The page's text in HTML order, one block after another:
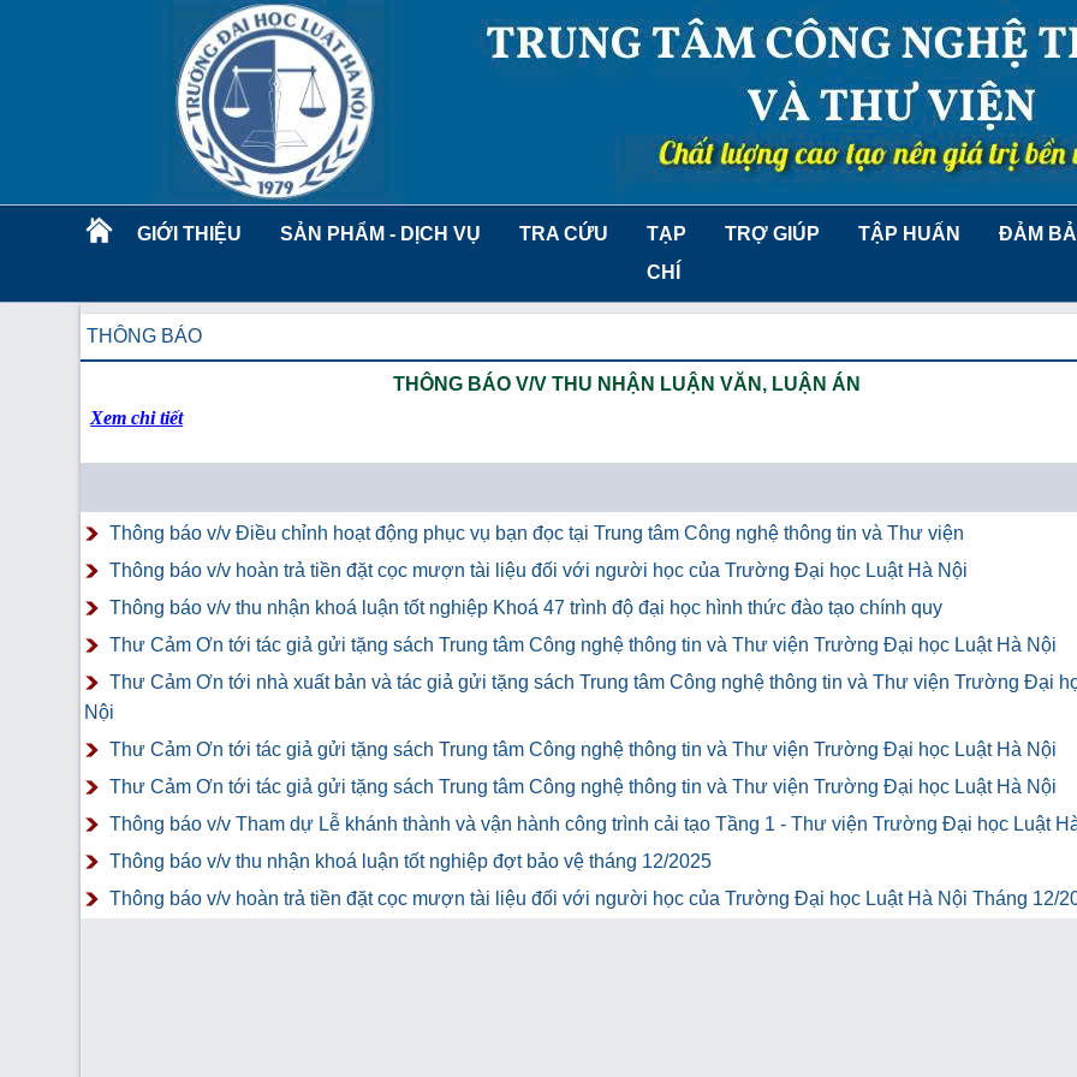
GIỚI THIỆU SẢN PHẨM - DỊCH VỤ TRA CỨU
TẠP
CHÍ
TRỢ GIÚP TẬP HUẤN ĐẢM
THÔNG BÁO
THÔNG BÁO V/V THU NHẬN LUẬN VĂN, LUẬN ÁN
Xem chi tiết
Thông báo v/v Điều chỉnh hoạt động phục vụ bạn đọc tại Trung tâm Công nghệ thông tin và Thư viện
Thông báo v/v hoàn trả tiền đặt cọc mượn tài liệu đối với người học của Trường Đại học Luật Hà Nội
Thông báo v/v thu nhận khoá luận tốt nghiệp Khoá 47 trình độ đại học hình thức đào tạo chính quy
Thư Cảm Ơn tới tác giả gửi tặng sách Trung tâm Công nghệ thông tin và Thư viện Trường Đại học Luật Hà Nội
Thư Cảm Ơn tới nhà xuất bản và tác giả gửi tặng sách Trung tâm Công nghệ thông tin và Thư viện Trường Đại
Nội
Thư Cảm Ơn tới tác giả gửi tặng sách Trung tâm Công nghệ thông tin và Thư viện Trường Đại học Luật Hà Nội
Thư Cảm Ơn tới tác giả gửi tặng sách Trung tâm Công nghệ thông tin và Thư viện Trường Đại học Luật Hà Nội
Thông báo v/v Tham dự Lễ khánh thành và vận hành công trình cải tạo Tầng 1 - Thư viện Trường Đại học Luật
Thông báo v/v thu nhận khoá luận tốt nghiệp đợt bảo vệ tháng 12/2025
Thông báo v/v hoàn trả tiền đặt cọc mượn tài liệu đối với người học của Trường Đại học Luật Hà Nội Tháng 12/